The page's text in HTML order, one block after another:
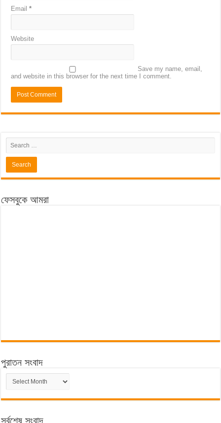
Email*
Website
Save my name, email,
and website in this browser for the next time I comment.
ফেসবুকে আমরা
পুরাতন সংবাদ
পুরাতন
সংবাদ
সর্বশেষ সংবাদ